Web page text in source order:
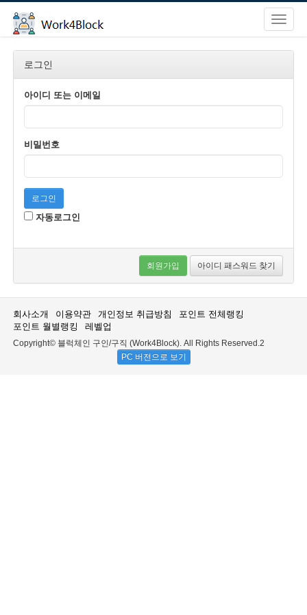
로그인
아이디 또는 이메일
비밀번호
로그인
자동로그인
회원가입 아이디 패스워드 찾기
회사소개 이용약관 개인정보 취급방침
포인트 전체랭킹
포인트 월별랭킹
레벨업
Copyright© 블럭체인 구인/구직 (Work4Block). All Rights Reserved.2
PC 버전으로 보기